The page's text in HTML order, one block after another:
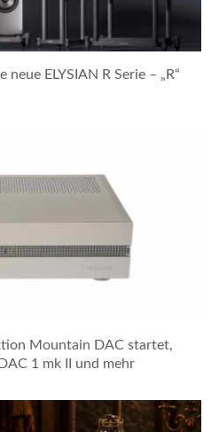
ELYSIAN R Serie – „R“
Mountain DAC startet,
1 mk II und mehr